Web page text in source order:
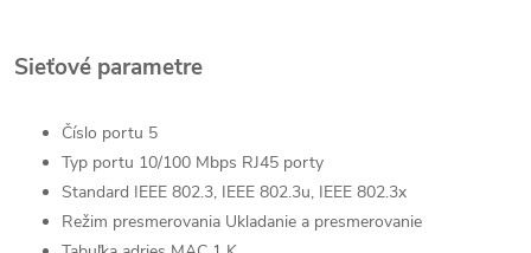
Sieťové parametre
Číslo portu 5
Typ portu 10/100 Mbps RJ45 porty
Standard IEEE 802.3, IEEE 802.3u, IEEE 802.3x
Režim presmerovania Ukladanie a presmerovanie